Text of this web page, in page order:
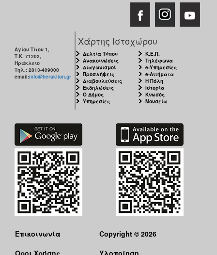
Αγίου Τίτου 1,
Τ.Κ. 71202,
Ηράκλειο
Τηλ.: 2813-409000
email:info@heraklion.gr
Χάρτης Ιστοχώρου
Δελτία Τύπου
Ανακοινώσεις
Διαγωνισμοί
Προσλήψεις
Διαβουλεύσεις
Εκδηλώσεις
Ο Δήμος
Υπηρεσίες
Κ.Ε.Π.
Τηλέφωνα
e-Υπηρεσίες
e-Αιτήματα
Η Πόλη
Ιστορία
Κνωσός
Μουσεία
Επικοινωνία
Όροι Χρήσης
Copyright © 2026
Υλοποίηση